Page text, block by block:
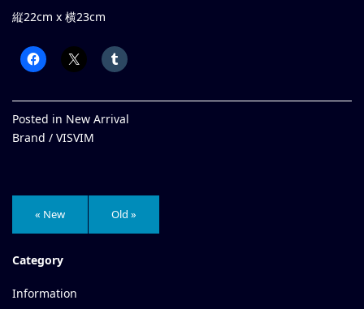
縦22cm x 横23cm
Posted in New Arrival
Brand / VISVIM
« New Old »
Category
Information